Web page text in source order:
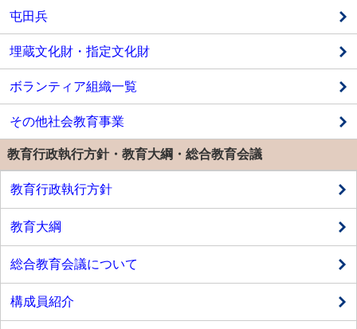
屯田兵
埋蔵文化財・指定文化財
ボランティア組織一覧
その他社会教育事業
教育行政執行方針・教育大綱・総合教育会議
教育行政執行方針
教育大綱
総合教育会議について
構成員紹介